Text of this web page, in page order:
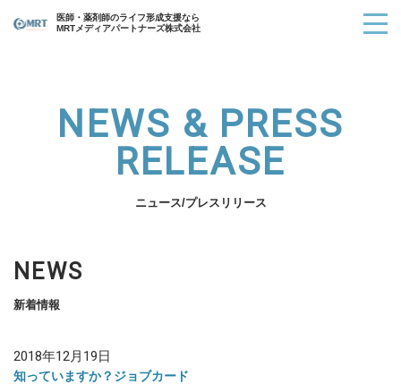
医師・薬剤師のライフ形成支援なら
MRTメディアパートナーズ株式会社
NEWS & PRESS
RELEASE
ニュース/プレスリリース
NEWS
新着情報
2018年12月19日
知っていますか？ジョブカード